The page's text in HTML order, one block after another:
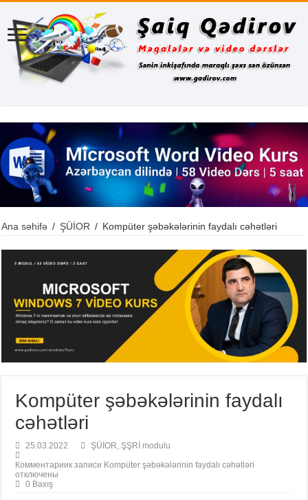
Ana səhifə / ŞÜİOR / Kompüter şəbəkələrinin faydalı cəhətləri
Kompüter şəbəkələrinin faydalı
cəhətləri
25.03.2022 ŞÜİOR, ŞŞRİ modulu
Комментариик записи Kompüter şəbəkələrinin faydalı cəhətləri
отключены
0 Baxış